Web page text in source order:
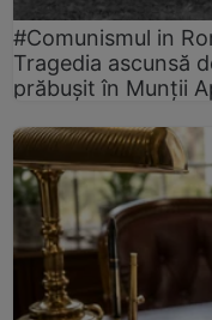
#Comunismul in
Tragedia ascunsă
prăbușit în Munții